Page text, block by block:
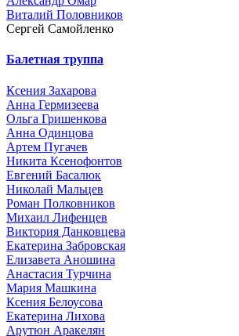
Виталий Половников
Сергей Самойленко
Балетная труппа
Ксения Захарова
Анна Гермизеева
Ольга Гришенкова
Анна Одинцова
Артем Пугачев
Никита Ксенофонтов
Евгений Басалюк
Николай Мальцев
Роман Полковников
Михаил Лифенцев
Виктория Данковцева
Екатерина Забровская
Елизавета Аношина
Анастасия Турчина
Мария Машкина
Ксения Белоусова
Екатерина Лихова
Арутюн Аракелян